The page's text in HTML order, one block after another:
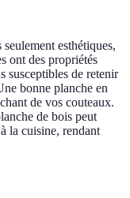
esthétiques,
ont des propriétés
susceptibles de retenir
bonne planche en
de vos couteaux.
de bois peut
la cuisine, rendant